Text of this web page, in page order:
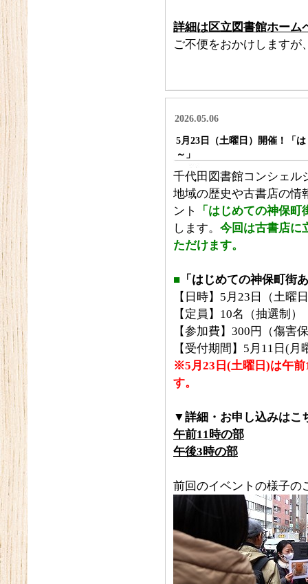
詳細は区立図書館ホーム
ご不便をおかけしますが
2026.05.06
5月23日（土曜日）開催！「
～」
千代田図書館コンシェル
地域の歴史や古書店の情
ント
「はじめての神保町
します。 今回は古書店に
ただけます。
■ 「はじめての神保町街
【日時】5月23日（土曜
【定員】10名（抽選制）
【参加費】300円（傷害
【受付期間】5月11日(
※5月23日(土曜日)は午前
す。
▼詳細・お申し込みはこ
午前11時の部
午後3時の部
前回のイベントの様子の